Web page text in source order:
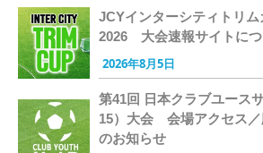
JCYインターシティトリム
2026 大会速報サイトにつ
2026年8月5日
第41回 日本クラブユース
15）大会 会場アクセス／
のお知らせ